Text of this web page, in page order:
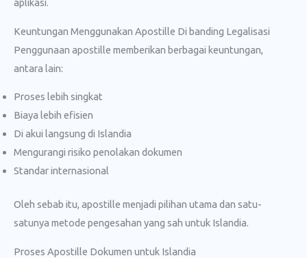
aplikasi.
Keuntungan Menggunakan Apostille Di banding Legalisasi
Penggunaan apostille memberikan berbagai keuntungan,
antara lain:
Proses lebih singkat
Biaya lebih efisien
Di akui langsung di Islandia
Mengurangi risiko penolakan dokumen
Standar internasional
Oleh sebab itu, apostille menjadi pilihan utama dan satu-
satunya metode pengesahan yang sah untuk Islandia.
Proses Apostille Dokumen untuk Islandia